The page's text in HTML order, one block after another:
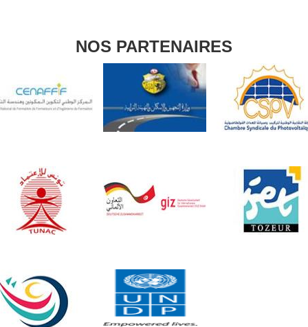
NOS PARTENAIRES
Bonjour 👋
Posez-moi des questions